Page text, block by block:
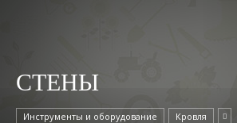
СТЕНЫ
Инструменты и оборудование Кровля